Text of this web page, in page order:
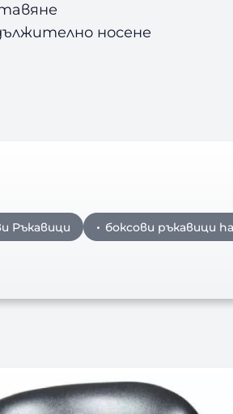
носене
Ръкавици боксови ръкавици